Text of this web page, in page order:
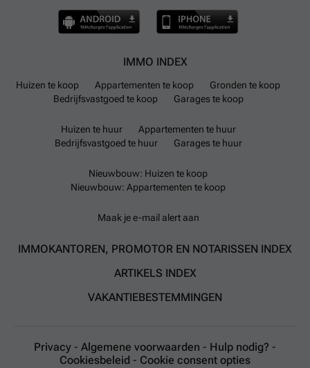
IMMO INDEX
Huizen te koop Appartementen te koop
Gronden te koop
Bedrijfsvastgoed te koop
Garages te koop
Huizen te huur
Appartementen te huur
Bedrijfsvastgoed te huur
Garages te huur
Nieuwbouw: Huizen te koop
Nieuwbouw: Appartementen te koop
Maak je e-mail alert aan
IMMOKANTOREN, PROMOTOR EN NOTARISSEN INDEX
ARTIKELS INDEX
VAKANTIEBESTEMMINGEN
Privacy - Algemene voorwaarden - Hulp nodig? -
Cookiesbeleid - Cookie consent opties